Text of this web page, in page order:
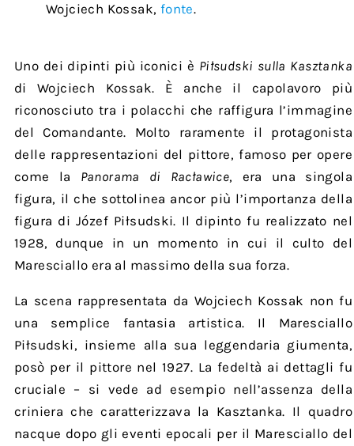
Wojciech Kossak, fonte.
Uno dei dipinti più iconici è Piłsudski sulla Kasztanka
di Wojciech Kossak. È anche il capolavoro più
riconosciuto tra i polacchi che raffigura l’immagine
del Comandante. Molto raramente il protagonista
delle rappresentazioni del pittore, famoso per opere
come la Panorama di Racławice, era una singola
figura, il che sottolinea ancor più l’importanza della
figura di Józef Piłsudski. Il dipinto fu realizzato nel
1928, dunque in un momento in cui il culto del
Maresciallo era al massimo della sua forza.
La scena rappresentata da Wojciech Kossak non fu
una semplice fantasia artistica. Il Maresciallo
Piłsudski, insieme alla sua leggendaria giumenta,
posò per il pittore nel 1927. La fedeltà ai dettagli fu
cruciale – si vede ad esempio nell’assenza della
criniera che caratterizzava la Kasztanka. Il quadro
nacque dopo gli eventi epocali per il Maresciallo del